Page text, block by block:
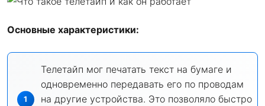
Основные характеристики:
Телетайп мог печатать текст на бумаге и
одновременно передавать его по проводам
на другие устройства. Это позволяло быстро